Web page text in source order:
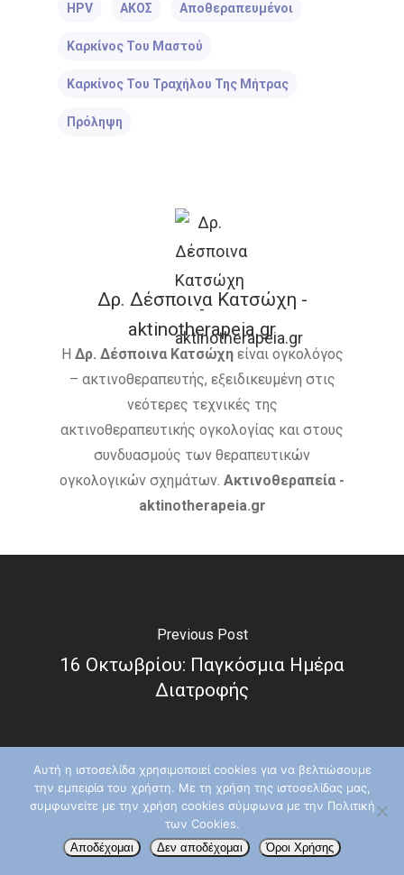
HPV ΑΚΟΣ Αποθεραπευμένοι
Καρκίνος Του Μαστού
Καρκίνος Του Τραχήλου Της Μήτρας
Πρόληψη
Δρ. Δέσποινα Κατσώχη -
aktinotherapeia.gr
Η Δρ. Δέσποινα Κατσώχηείναι ογκολόγος
– ακτινοθεραπευτής, εξειδικευμένη στις
νεότερες τεχνικές της
ακτινοθεραπευτικής ογκολογίας και στους
συνδυασμούς των θεραπευτικών
ογκολογικών σχημάτων. Ακτινοθεραπεία -
aktinotherapeia.gr
Previous Post
16 Οκτωβρίου: Παγκόσμια Ημέρα
Διατροφής
Αυτή η ιστοσελίδα χρησιμοποιεί cookies για να βελτιώσουμε
την εμπειρία του χρήστη. Με τη χρήση της ιστοσελίδας μας,
συμφωνείτε με την χρήση cookies σύμφωνα με την Πολιτική
των Cookies.
Αποδέχομαι Δεν αποδέχομαι Όροι Χρήσης